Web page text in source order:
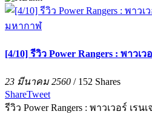
[4/10] รีวิว Power Rangers : พาวเ
23 มีนาคม 2560 / 152 Shares
ShareTweet
รีวิว Power Rangers : พาวเวอร์ เร